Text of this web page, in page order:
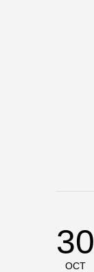
30
OCT